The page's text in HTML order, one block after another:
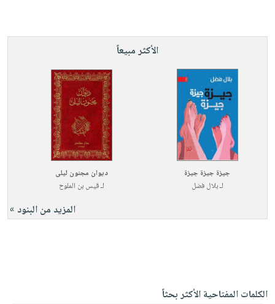
الأكثر مبيعاً
جيزة جيزة جيزة
لـبلال فضل
ديوان مجنون ليلى
لـقيس بن الملوح
المزيد من البنود »
الكلمات المفتاحية الأكثر بحثاً